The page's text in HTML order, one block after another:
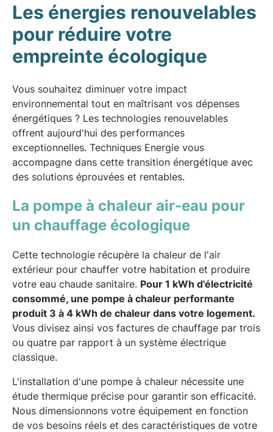
Les énergies renouvelables
pour réduire votre
empreinte écologique
Vous souhaitez diminuer votre impact
environnemental tout en maîtrisant vos dépenses
énergétiques ? Les technologies renouvelables
offrent aujourd'hui des performances
exceptionnelles. Techniques Energie vous
accompagne dans cette transition énergétique avec
des solutions éprouvées et rentables.
La pompe à chaleur air-eau pour
un chauffage écologique
Cette technologie récupère la chaleur de l'air
extérieur pour chauffer votre habitation et produire
votre eau chaude sanitaire. Pour 1 kWh d'électricité
consommé, une pompe à chaleur performante
produit 3 à 4 kWh de chaleur dans votre logement.
Vous divisez ainsi vos factures de chauffage par trois
ou quatre par rapport à un système électrique
classique.
L'installation d'une pompe à chaleur nécessite une
étude thermique précise pour garantir son efficacité.
Nous dimensionnons votre équipement en fonction
de vos besoins réels et des caractéristiques de votre